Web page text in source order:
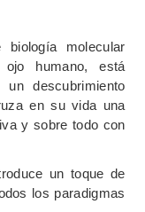
molecular
humano, está
descubrimiento
en su vida una
y sobre todo con
un toque de
los paradigmas